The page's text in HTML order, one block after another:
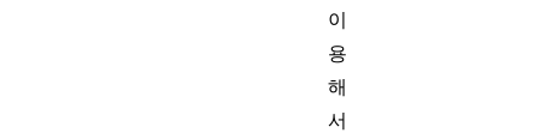
이
용
해
서